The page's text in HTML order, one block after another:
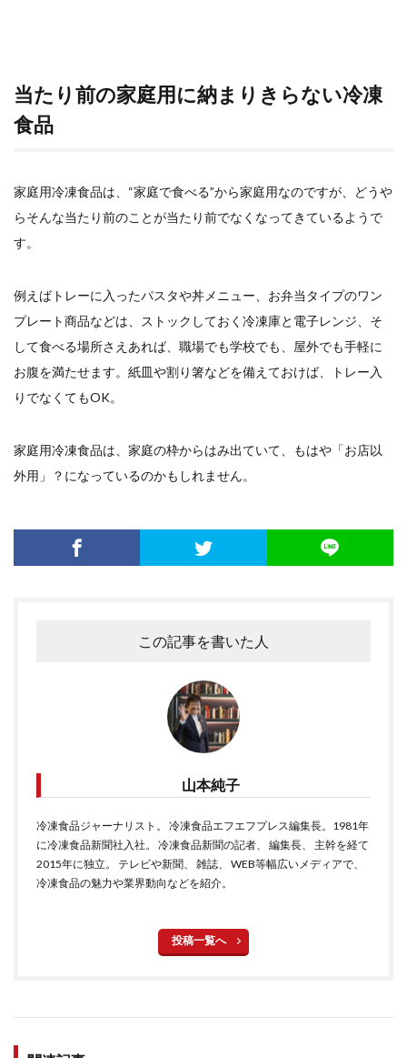
当たり前の家庭用に納まりきらない冷凍
食品
家庭用冷凍食品は、“家庭で食べる”から家庭用なのですが、どうや
らそんな当たり前のことが当たり前でなくなってきているようで
す。
例えばトレーに入ったパスタや丼メニュー、お弁当タイプのワン
プレート商品などは、ストックしておく冷凍庫と電子レンジ、そ
して食べる場所さえあれば、職場でも学校でも、屋外でも手軽に
お腹を満たせます。紙皿や割り箸などを備えておけば、トレー入
りでなくてもOK。
家庭用冷凍食品は、家庭の枠からはみ出ていて、もはや「お店以
外用」？になっているのかもしれません。
この記事を書いた人
山本純子
冷凍食品ジャーナリスト。 冷凍食品エフエフプレス編集長。1981年
に冷凍食品新聞社入社。 冷凍食品新聞の記者、 編集長、 主幹を経て
2015年に独立。 テレビや新聞、 雑誌、 WEB等幅広いメディアで、
冷凍食品の魅力や業界動向などを紹介。
投稿一覧へ